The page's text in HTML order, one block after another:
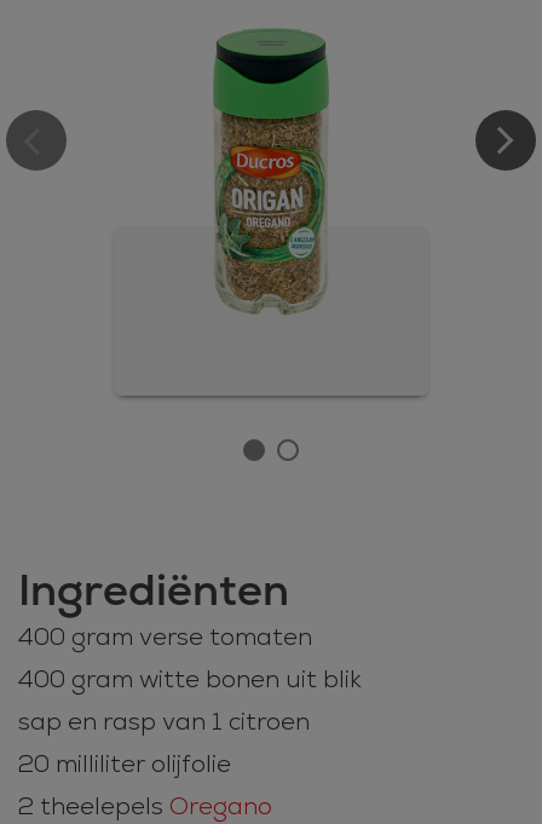
Ingrediënten
400 gram verse tomaten
400 gram witte bonen uit blik
sap en rasp van 1 citroen
20 milliliter olijfolie
2 theelepels Oregano